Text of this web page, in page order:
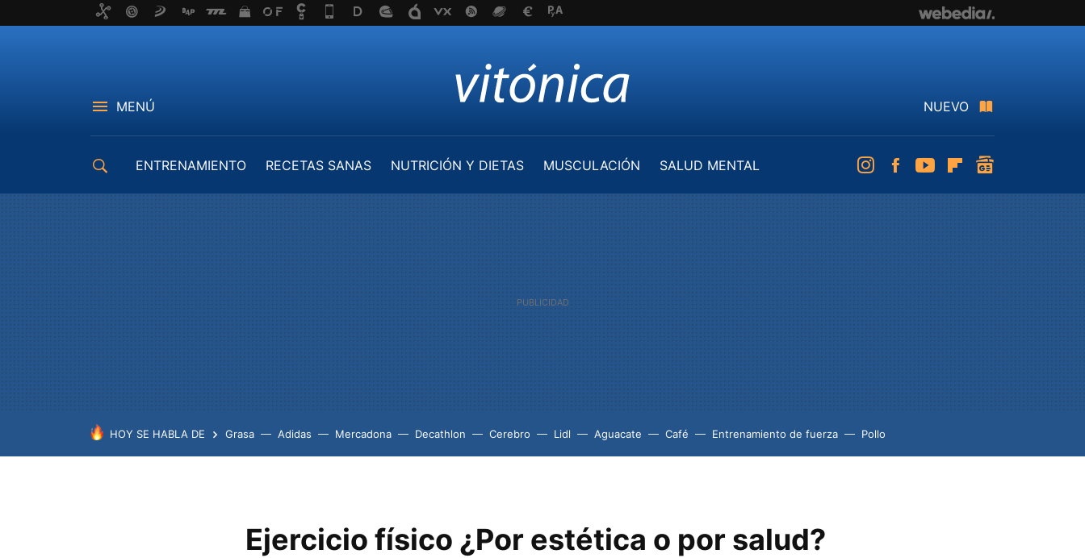
MENÚ NUEVO
ENTRENAMIENTO RECETAS SANAS NUTRICIÓN Y DIETAS MUSCULACIÓN
SALUD MENTAL
InstagramFacebookYoutubeFlipboard
HOY SE HABLA DE Grasa Adidas Mercadona Decathlon Cerebro Lidl Aguacate Café Entrenamiento de fuerza Pollo
Ejercicio físico ¿Por estética o por salud?